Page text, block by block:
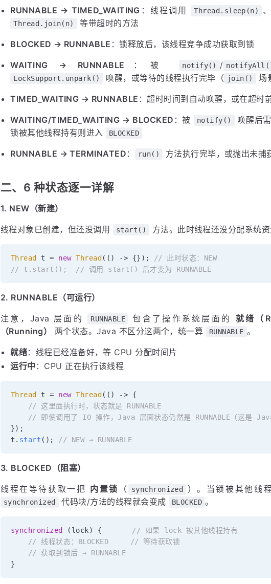
RUNNABLE → TIMED_WAITING ：线程调用 Thread.sleep(n) 、
Thread.join(n) 等带超时的方法
BLOCKED → RUNNABLE ：锁释放后，该线程竞争成功获取到锁
WAITING → RUNNABLE ：被 notify() /
LockSupport.unpark() 唤醒，或等待的线程执行完毕（ join() 场
TIMED_WAITING → RUNNABLE ：超时时间到自动唤醒，或在超时
WAITING/TIMED_WAITING → BLOCKED ：被 notify()
唤醒后
锁被其他线程持有则进入
BLOCKED
RUNNABLE → TERMINATED ： run() 方法执行完毕，或抛出未捕
二、6 种状态逐一详解
1. NEW（新建）
线程对象已创建，但还没调用 start() 方法。此时线程还没分配系统资
Thread t = new Thread ( ( ) -> {} ) ;
// 此时状态：NEW
// t.start();  // 调用 start() 后才变为 RUNNABLE
2. RUNNABLE（可运行）
注意，Java 层面的 RUNNABLE 包含了操作系统层面的 就绪（
（Running）
两个状态。Java 不区分这两个，统一算 RUNNABLE 。
就绪：线程已经准备好，等 CPU 分配时间片
运行中 ：CPU 正在执行该线程
Thread t = new Thread ( ( ) ->
{
// 这里面执行时，状态就是 RUNNABLE
// 即使调用了 IO 操作，Java 层面状态仍然是 RUNNABLE（这是
}) ;
t . start ( ) ; // NEW → RUNNABLE
3. BLOCKED（阻塞）
线程在等待获取一把 内置锁 （ synchronized ）。当锁被其他线
synchronized 代码块/方法的线程就会变成 BLOCKED 。
synchronized ( lock) {
// 如果 lock 被其他线程持有
// 线程状态：BLOCKED     // 等待获取锁
// 获取到锁后 → RUNNABLE
}